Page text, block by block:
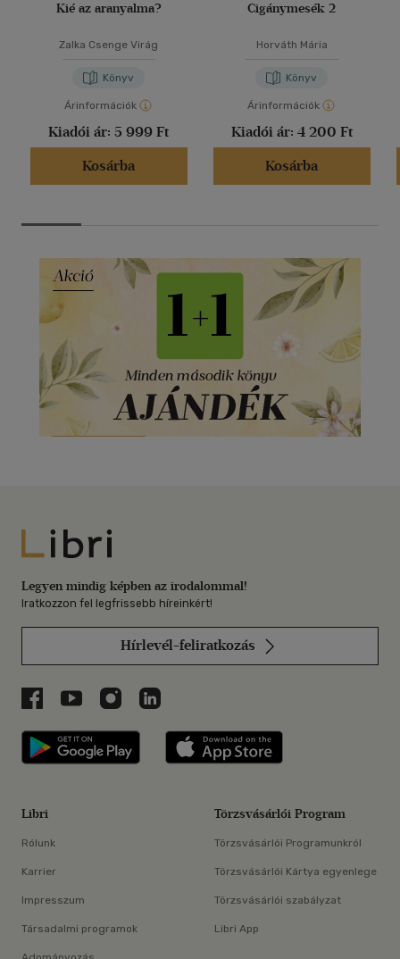
Kié az aranyalma?
Zalka Csenge Virág
Könyv
Árinformációk
Kiadói ár: 5 999 Ft
Kosárba
Cigánymesék 2
Horváth Mária
Könyv
Árinformációk
Kiadói ár: 4 200 Ft
Kosárba
Libri
Legyen mindig képben az irodalommal!
Iratkozzon fel legfrissebb híreinkért!
Hírlevél-feliratkozás
Libri a Facebookon
Libri a Youtube-on
Libri az Instagramon
Libri a LinkedInen
Libri applikáció Szerezd meg: Google
Libri
Rólunk
Karrier
Impresszum
Társadalmi programok
Törzsvásárlói Program
Törzsvásárlói Programunkról
Törzsvásárlói Kártya egyenlege
Törzsvásárlói szabályzat
Libri App